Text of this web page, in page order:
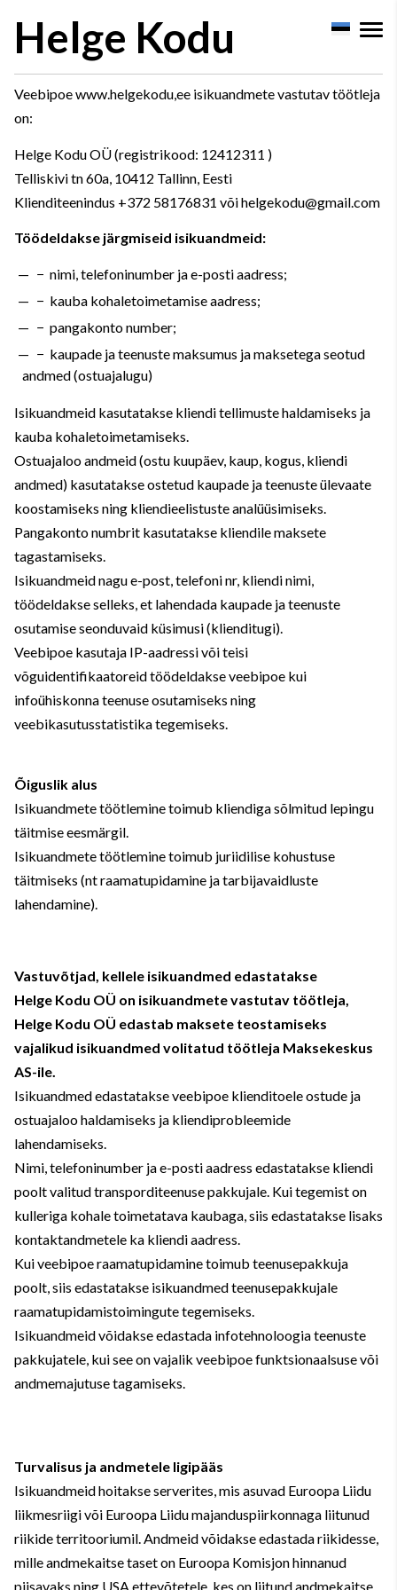
Helge Kodu
Veebipoe www.helgekodu,ee isikuandmete vastutav töötleja
on:
Helge Kodu OÜ (registrikood: 12412311 )
Telliskivi tn 60a, 10412 Tallinn, Eesti
Klienditeenindus +372 58176831 või helgekodu@gmail.com
Töödeldakse järgmiseid isikuandmeid:
− nimi, telefoninumber ja e-posti aadress;
− kauba kohaletoimetamise aadress;
− pangakonto number;
− kaupade ja teenuste maksumus ja maksetega seotud
andmed (ostuajalugu)
Isikuandmeid kasutatakse kliendi tellimuste haldamiseks ja
kauba kohaletoimetamiseks.
Ostuajaloo andmeid (ostu kuupäev, kaup, kogus, kliendi
andmed) kasutatakse ostetud kaupade ja teenuste ülevaate
koostamiseks ning kliendieelistuste analüüsimiseks.
Pangakonto numbrit kasutatakse kliendile maksete
tagastamiseks.
Isikuandmeid nagu e-post, telefoni nr, kliendi nimi,
töödeldakse selleks, et lahendada kaupade ja teenuste
osutamise seonduvaid küsimusi (klienditugi).
Veebipoe kasutaja IP-aadressi või teisi
võguidentifikaatoreid töödeldakse veebipoe kui
infoühiskonna teenuse osutamiseks ning
veebikasutusstatistika tegemiseks.
Õiguslik alus
Isikuandmete töötlemine toimub kliendiga sõlmitud lepingu
täitmise eesmärgil.
Isikuandmete töötlemine toimub juriidilise kohustuse
täitmiseks (nt raamatupidamine ja tarbijavaidluste
lahendamine).
Vastuvõtjad, kellele isikuandmed edastatakse
Helge Kodu OÜ on isikuandmete vastutav töötleja,
Helge Kodu OÜ edastab maksete teostamiseks
vajalikud isikuandmed volitatud töötleja Maksekeskus
AS-ile.
Isikuandmed edastatakse veebipoe klienditoele ostude ja
ostuajaloo haldamiseks ja kliendiprobleemide
lahendamiseks.
Nimi, telefoninumber ja e-posti aadress edastatakse kliendi
poolt valitud transporditeenuse pakkujale. Kui tegemist on
kulleriga kohale toimetatava kaubaga, siis edastatakse lisaks
kontaktandmetele ka kliendi aadress.
Kui veebipoe raamatupidamine toimub teenusepakkuja
poolt, siis edastatakse isikuandmed teenusepakkujale
raamatupidamistoimingute tegemiseks.
Isikuandmeid võidakse edastada infotehnoloogia teenuste
pakkujatele, kui see on vajalik veebipoe funktsionaalsuse või
andmemajutuse tagamiseks.
Turvalisus ja andmetele ligipääs
Isikuandmeid hoitakse serverites, mis asuvad Euroopa Liidu
liikmesriigi või Euroopa Liidu majanduspiirkonnaga liitunud
riikide territooriumil. Andmeid võidakse edastada riikidesse,
mille andmekaitse taset on Euroopa Komisjon hinnanud
piisavaks ning USA ettevõtetele, kes on liitund andmekaitse